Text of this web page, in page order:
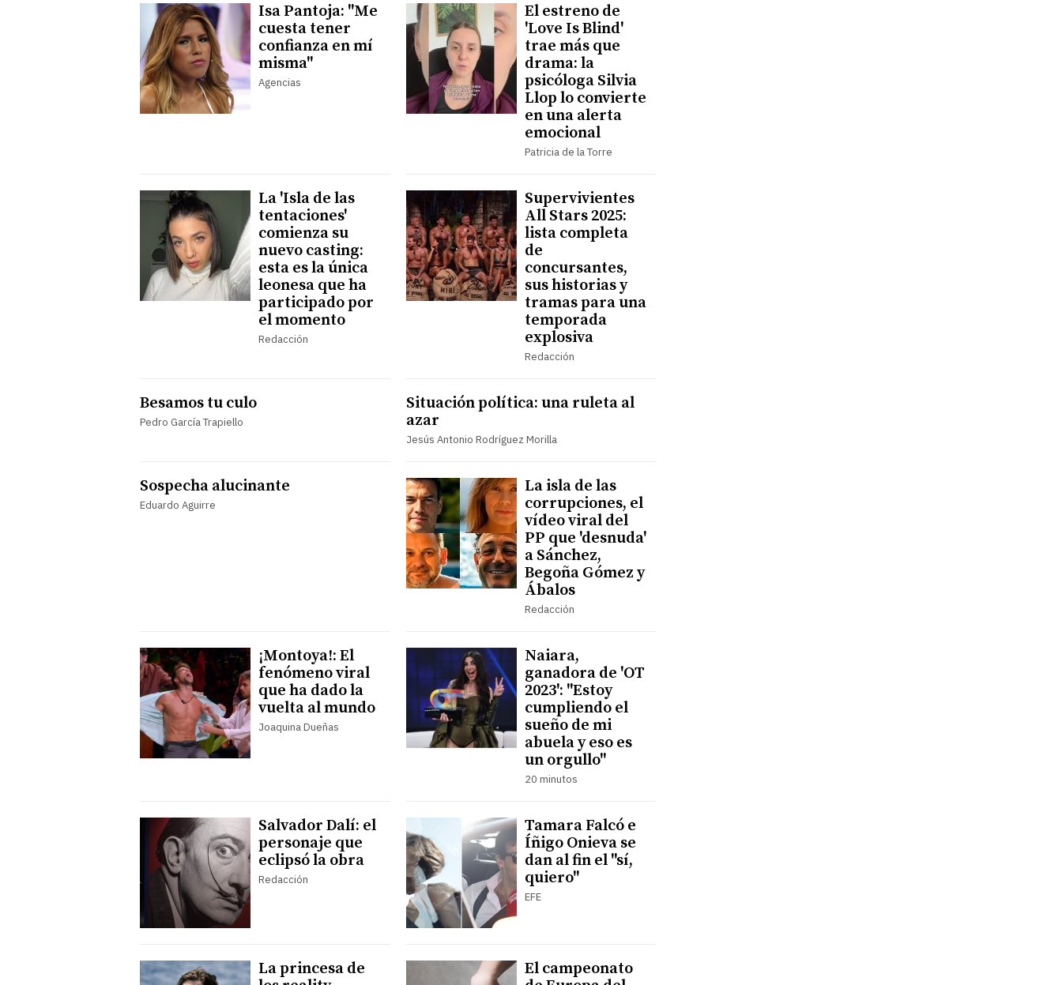
Isa Pantoja: "Me
cuesta tener
confianza en mí
misma"
Agencias
El estreno de
'Love Is Blind'
trae más que
drama: la
psicóloga Silvia
Llop lo convierte
en una alerta
emocional
Patricia de la Torre
La 'Isla de las
tentaciones'
comienza su
nuevo casting:
esta es la única
leonesa que ha
participado por
el momento
Redacción
Supervivientes
All Stars 2025:
lista completa
de
concursantes,
sus historias y
tramas para una
temporada
explosiva
Redacción
Besamos tu culo
Pedro García Trapiello
Situación política: una ruleta al
azar
Jesús Antonio Rodríguez Morilla
Sospecha alucinante
Eduardo Aguirre
La isla de las
corrupciones, el
vídeo viral del
PP que 'desnuda'
a Sánchez,
Begoña Gómez y
Ábalos
Redacción
¡Montoya!: El
fenómeno viral
que ha dado la
vuelta al mundo
Joaquina Dueñas
Naiara,
ganadora de 'OT
2023': "Estoy
cumpliendo el
sueño de mi
abuela y eso es
un orgullo"
20 minutos
Salvador Dalí: el
personaje que
eclipsó la obra
Redacción
Tamara Falcó e
Íñigo Onieva se
dan al fin el "sí,
quiero"
EFE
La princesa de
El campeonato